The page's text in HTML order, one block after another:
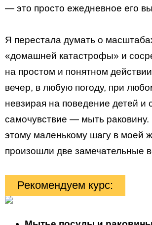
— это просто ежедневное его
Я перестала думать о
«домашней катастрофы» и
на простом и понятном
вечер, в любую погоду, при
невзирая на поведение детей и
самочувствие — мыть раковину.
этому маленькому шагу в моей
произошли две замечательные
Рекомендуем курс: